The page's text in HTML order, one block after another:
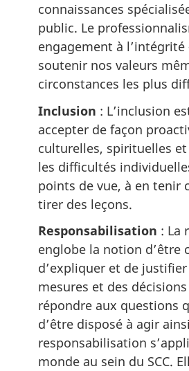
connaissances
public. Le
engagement à l’intégrité
soutenir nos valeurs
circonstances les plus
Inclusion : L’inclusion
accepter de façon
culturelles, spirituelles
les difficultés
points de vue, à en tenir
tirer des leçons.
Responsabilisation : La
englobe la notion d’être
d’expliquer et de
mesures et des
répondre aux questions
d’être disposé à agir
responsabilisation
monde au sein du SCC.